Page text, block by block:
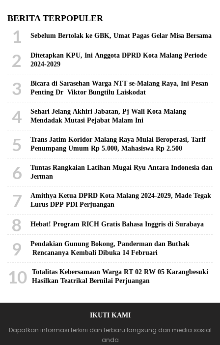
BERITA TERPOPULER
1 Sebelum Bertolak ke GBK, Umat Pagas Gelar Misa Bersama
2
Ditetapkan KPU, Ini Anggota DPRD Kota Malang Periode
2024-2029
3
Bicara di Sarasehan Warga NTT se-Malang Raya, Ini Pesan
Penting Dr Viktor Bungtilu Laiskodat
4
Sehari Jelang Akhiri Jabatan, Pj Wali Kota Malang
Mendadak Mutasi Pejabat Malam Ini
5
Trans Jatim Koridor Malang Raya Mulai Beroperasi, Tarif
Penumpang Umum Rp 5.000, Mahasiswa Rp 2.500
6
Tuntas Rangkaian Latihan Mugai Ryu Antara Indonesia dan
Jerman
7
Amithya Ketua DPRD Kota Malang 2024-2029, Made Tegak
Lurus DPP PDI Perjuangan
8 Hebat! Program RICH Gratis Bahasa Inggris di Surabaya
9
Pendakian Gunung Bokong, Panderman dan Buthak
Rencananya Kembali Dibuka 14 Februari
10
Totalitas Kebersamaan Warga RT 02 RW 05 Karangbesuki
Hasilkan Teatrikal Bernilai Perjuangan
IKUTI KAMI
Dapatkan informasi terkini dan terbaru langsung dari media sosial
anda